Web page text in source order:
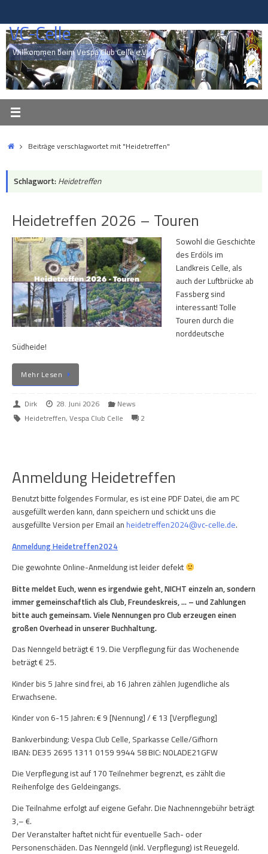
springen
VC-Celle
Willkommen beim Vespa Club Celle e.V.
StartBeiträge verschlagwortet mit "Heidetreffen"
Schlagwort: Heidetreffen
Heidetreffen 2026 – Touren
Sowohl die Geschichte
des Erdöls im
Landkreis Celle, als
auch der Luftbrücke ab
Fassberg sind
interessant! Tolle
Touren durch die
norddeutsche
Südheide!
Mehr Lesen
Dirk 28. Juni 2026
News
Heidetreffen, Vespa Club Celle 2
Anmeldung Heidetreffen
Benutzt bitte folgendes Formular, es ist eine PDF Datei, die am PC
ausgefüllt werden kann, dann speichern und schickt uns die
ausgefüllte Version per Email an heidetreffen2024@vc-celle.de.
Anmeldung Heidetreffen2024
Die gewohnte Online-Anmeldung ist leider defekt
Bitte meldet Euch, wenn es irgendwie geht, NICHT einzeln an, sondern
immer gemeinschaftlich als Club, Freundeskreis, … – und Zahlungen
bitte auch gemeinsam. Viele Nennungen pro Club erzeugen einen
großen Overhead in unserer Buchhaltung.
Das Nenngeld beträgt € 19. Die Verpflegung für das Wochenende
beträgt € 25.
Kinder bis 5 Jahre sind frei, ab 16 Jahren zählen Jugendliche als
Erwachsene.
Kinder von 6-15 Jahren: € 9 [Nennung] / € 13 [Verpflegung]
Bankverbindung: Vespa Club Celle, Sparkasse Celle/Gifhorn
IBAN: DE35 2695 1311 0159 9944 58 BIC: NOLADE21GFW
Die Verpflegung ist auf 170 Teilnehmer begrenzt, es zählt die
Reihenfolge des Geldeingangs.
Die Teilnahme erfolgt auf eigene Gefahr. Die Nachnenngebühr beträgt
3,– €.
Der Veranstalter haftet nicht für eventuelle Sach- oder
Personenschäden. Das Nenngeld (inkl. Verpflegung) ist Reuegeld.